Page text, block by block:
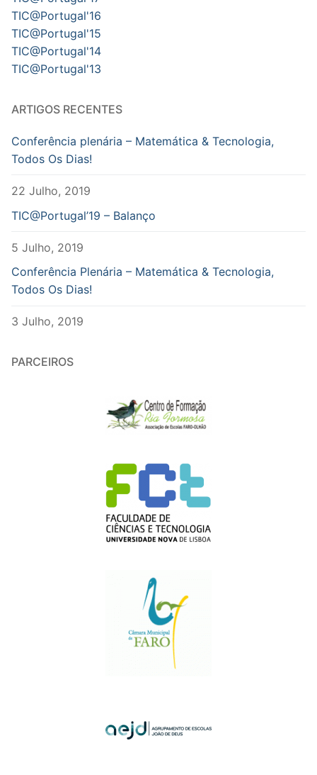
TIC@Portugal'16
TIC@Portugal'15
TIC@Portugal'14
TIC@Portugal'13
ARTIGOS RECENTES
Conferência plenária – Matemática & Tecnologia,
Todos Os Dias!
22 Julho, 2019
TIC@Portugal’19 – Balanço
5 Julho, 2019
Conferência Plenária – Matemática & Tecnologia,
Todos Os Dias!
3 Julho, 2019
PARCEIROS